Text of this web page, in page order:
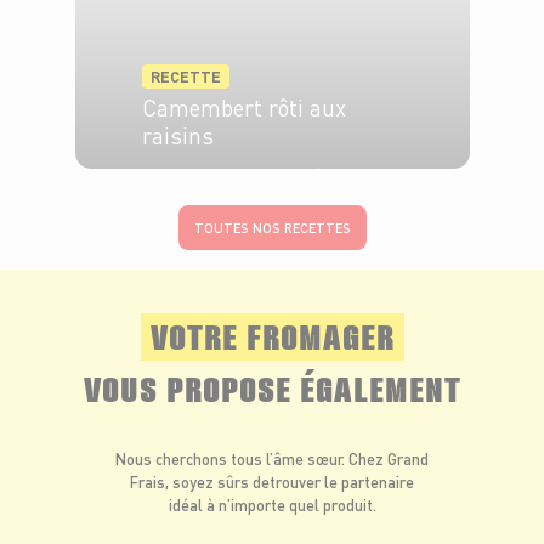
RECETTE
Camembert rôti aux
raisins
TOUTES NOS RECETTES
VOTRE FROMAGER
VOUS PROPOSE ÉGALEMENT
Nous cherchons tous l’âme sœur. Chez Grand
Frais, soyez sûrs detrouver le partenaire
idéal à n’importe quel produit.